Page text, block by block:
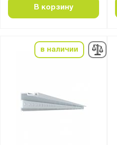
В корзину
в наличии